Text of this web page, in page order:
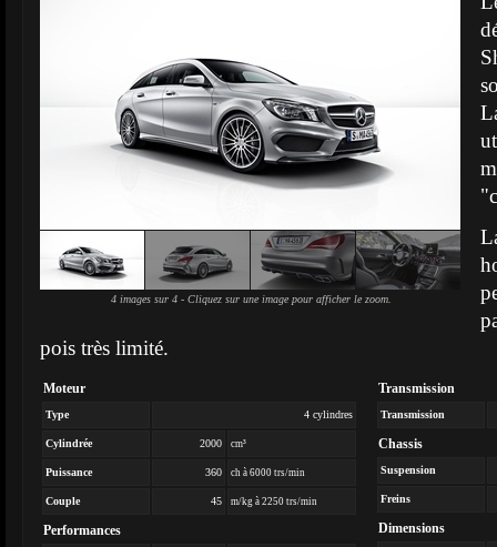
4 images sur 4 - Cliquez sur une image pour afficher le zoom.
pois très limité.
Moteur
Type 4 cylindres
Cylindrée 2000 cm³
Puissance 360 ch à 6000 trs/min
Couple 45 m/kg à 2250 trs/min
Performances
Transmission
Transmission
Chassis
Suspension
Freins
Dimensions